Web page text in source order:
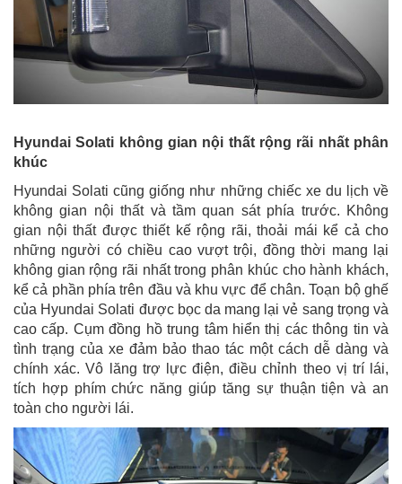
Hyundai Solati không gian nội thất rộng rãi nhất phân
khúc
Hyundai Solati cũng giống như những chiếc xe du lịch về
không gian nội thất và tầm quan sát phía trước. Không
gian nội thất được thiết kế rộng rãi, thoải mái kể cả cho
những người có chiều cao vượt trội, đồng thời mang lại
không gian rộng rãi nhất trong phân khúc cho hành khách,
kể cả phần phía trên đầu và khu vực để chân. Toạn bộ ghế
của Hyundai Solati được bọc da mang lại vẻ sang trọng và
cao cấp. Cụm đồng hồ trung tâm hiển thị các thông tin và
tình trạng của xe đảm bảo thao tác một cách dễ dàng và
chính xác. Vô lăng trợ lực điện, điều chỉnh theo vị trí lái,
tích hợp phím chức năng giúp tăng sự thuận tiện và an
toàn cho người lái.